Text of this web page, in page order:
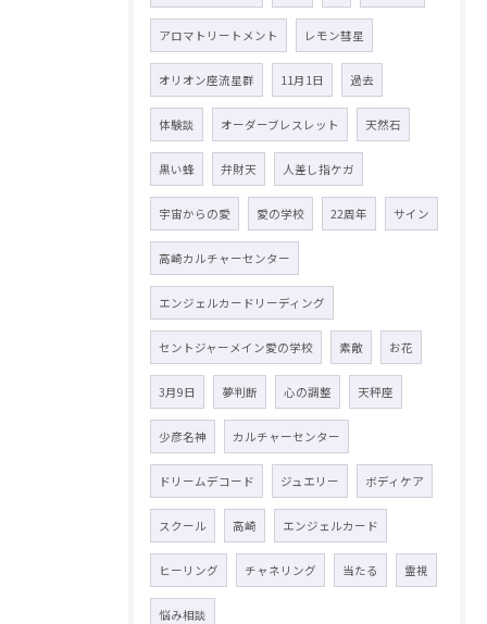
アロマトリートメント レモン彗星
オリオン座流星群 11月1日 過去
体験談 オーダーブレスレット 天然石
黒い蜂 弁財天 人差し指ケガ
宇宙からの愛 愛の学校 22周年 サイン
高崎カルチャーセンター
エンジェルカードリーディング
セントジャーメイン愛の学校 素敵 お花
3月9日 夢判断 心の調整 天秤座
少彦名神 カルチャーセンター
ドリームデコード ジュエリー ボディケア
スクール 高崎 エンジェルカード
ヒーリング チャネリング 当たる 霊視
悩み相談